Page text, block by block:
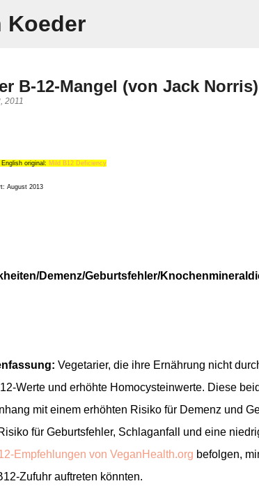
Koeder
B-12-Mangel (von Jack Norris)
2011
original: Mild B12 Deficiency
August 2013
Demenz/Geburtsfehler/
Vegetarier, die ihre Ernährung nicht
Werte und erhöhte Homocysteinwerte. Diese
mit einem erhöhten Risiko für Demenz und
für Geburtsfehler, Schlaganfall und eine
Empfehlungen von VeganHealth.org befolgen,
Zufuhr auftreten könnten.